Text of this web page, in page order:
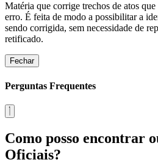
Matéria que corrige trechos de atos
erro. É feita de modo a possibilitar a
sendo corrigida, sem necessidade de
retificado.
Fechar
Perguntas Frequentes
Como posso encontrar
Oficiais?